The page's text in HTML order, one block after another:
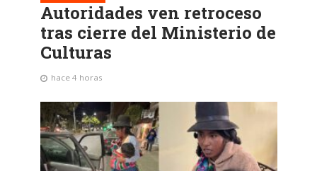
Autoridades ven retroceso
tras cierre del Ministerio de
Culturas
hace 4 horas